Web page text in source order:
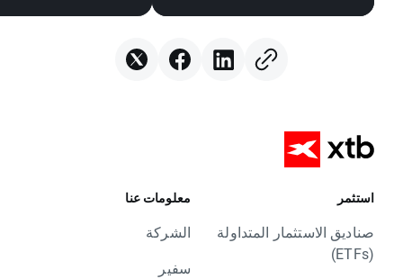
استثمر
صناديق الاستثمار المتداولة
(ETFs)
معلومات عنا
الشركة
سفير